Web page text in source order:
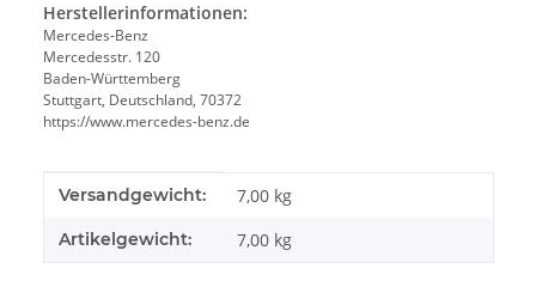
Herstellerinformationen:
Mercedes-Benz
Mercedesstr. 120
Baden-Württemberg
Stuttgart, Deutschland, 70372
https://www.mercedes-benz.de
Produkteigenschaft
Wert
Versandgewicht: 7,00 kg
Artikelgewicht: 7,00 kg